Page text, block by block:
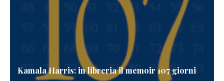
Kamala Harris: in libreria il memoir 107 giorni